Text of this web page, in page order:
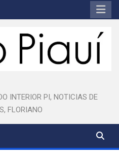
INTERIOR PI, NOTICIAS DE
FLORIANO